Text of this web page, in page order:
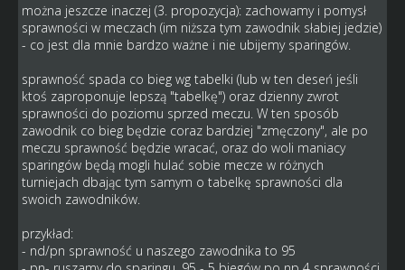
można jeszcze inaczej (3. propozycja): zachowamy i pomysł
sprawności w meczach (im niższa tym zawodnik słabiej jedzie)
- co jest dla mnie bardzo ważne i nie ubijemy sparingów.
sprawność spada co bieg wg tabelki (lub w ten deseń jeśli
ktoś zaproponuje lepszą "tabelkę") oraz dzienny zwrot
sprawności do poziomu sprzed meczu. W ten sposób
zawodnik co bieg będzie coraz bardziej "zmęczony", ale po
meczu sprawność będzie wracać, oraz do woli maniacy
sparingów będą mogli hulać sobie mecze w różnych
turniejach dbając tym samym o tabelkę sprawności dla
swoich zawodników.
przykład:
- nd/pn sprawność u naszego zawodnika to 95